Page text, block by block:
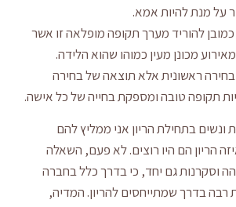
על מנת להיות אמא.
להוריד מערך תקופה מופלאה זו אשר
מכונן מעין כמוהו שהוא הלידה.
בחירה ראשונית אלא תוצאה של בחירה
תקופה טובה ומספקת בחייה של כל אישה.
ונשים בתחילת הריון אני ממליץ להם
הריון הם היו רוצים. לא פעם, השאלה
וסקרנות גם יחד, כי בדרך כלל בחברה
רבה בדרך שמתייחסים להריון. המדיה,